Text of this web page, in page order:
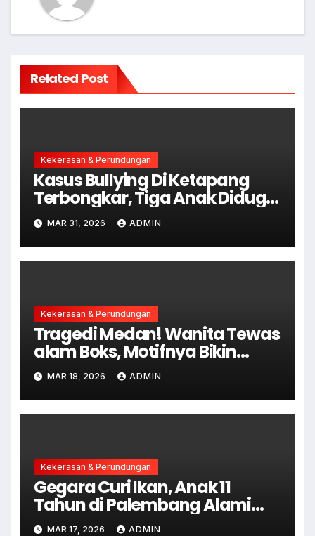
Related Post
Kekerasan & Perundungan
Kasus Bullying Di Ketapang
Terbongkar, Tiga Anak Diduga
Terlibat Kini Jadi Tersangka
MAR 31, 2026 ADMIN
Kekerasan & Perundungan
Tragedi Medan! Wanita Tewas
alam Boks, Motifnya Bikin
Merinding
MAR 18, 2026 ADMIN
Kekerasan & Perundungan
Gegara Curi Ikan, Anak 11
Tahun di Palembang Alami
Kekerasan Dari Tetangga
MAR 17, 2026 ADMIN